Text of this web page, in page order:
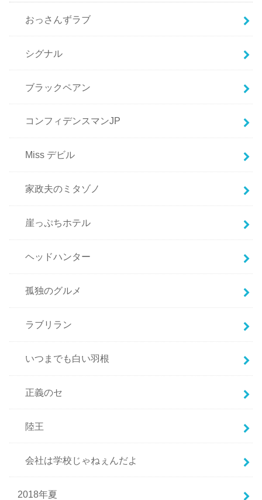
おっさんずラブ
シグナル
ブラックペアン
コンフィデンスマンJP
Miss デビル
家政夫のミタゾノ
崖っぷちホテル
ヘッドハンター
孤独のグルメ
ラブリラン
いつまでも白い羽根
正義のセ
陸王
会社は学校じゃねぇんだよ
2018年夏